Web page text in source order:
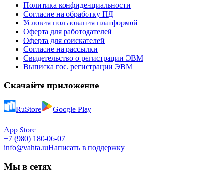
Политика конфиденциальности
Согласие на обработку ПД
Условия пользования платформой
Оферта для работодателей
Оферта для соискателей
Согласие на рассылки
Свидетельство о регистрации ЭВМ
Выписка гос. регистрации ЭВМ
Скачайте приложение
RuStore Google Play
App Store
+7 (980) 180-06-07
info@vahta.ruНаписать в поддержку
Мы в сетях